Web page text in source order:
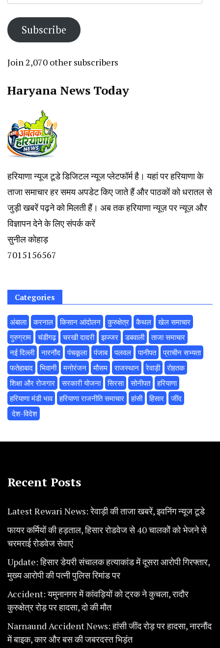
Subscribe
Join 2,070 other subscribers
Haryana News Today
हरियाणा न्यूज टूडे डिजिटल न्यूज प्लेटफॉर्म है। यहां पर हरियाणा के
ताजा समाचार हर समय अपडेट किए जाते हैं और पाठकों को धरातल से
जुड़ी खबरें पढ़ने को मिलती हैं। अब तक हरियाणा न्यूज़ पर न्यूज़ और
विज्ञापन देने के लिए संपर्क करें
सुनील कोहाड़
7015156567
Categories
अंबाला करनाल किसान आंदोलन कुरुक्षेत्र कैथल
खेल समाचार
गुरुग्राम
चंडीगढ़ चरखी दादरी झज्जर डबवाली
ताजा समाचार
नई दिल्ली
नारनौंद पंचकूला पंजाब पलवल पानीपत
प्राचीन सभ्यता
फतेहाबाद
भिवानी मनोरंजन मौसम राजस्थान रेवाड़ी
रोहतक
शिक्षा और रोजगार
सरकारी योजना सिरसा सोनीपत
हरियाणा
हरियाणा मंडी भाव
हरियाणा राजनीति समाचार हांसी हिसार
‌जींद
‌ देश-विदेश
Recent Posts
Latest Rewari News: रेवाड़ी की ताजा खबरें, इवनिंग न्यूज टूडे
फायर कर्मियों की हड़ताल, हिसार रोडवेज से 40 चालकोें को भेजने से
चरमराई रोडवेज सेवाएं
Update: हिसार डेयरी संचालक हत्याकांड में दूसरा आरोपी गिरफ्तार,
मुख्य आरोपी की पत्नी पुलिस रिमांड पर
Accident: यमुनानगर में कांवड़ियों को ट्रक ने कुचला, रादौर
कुरुक्षेत्र रोड़ पर हादसा, दो की मौत
Narnaund Accident News: हांसी जींद रोड़ पर हादसा, नारनौंद
में बाइक, कार और बस की जबरदस्त भिड़ंत